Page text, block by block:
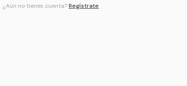
¿Aún no tienes cuenta?Regístrate